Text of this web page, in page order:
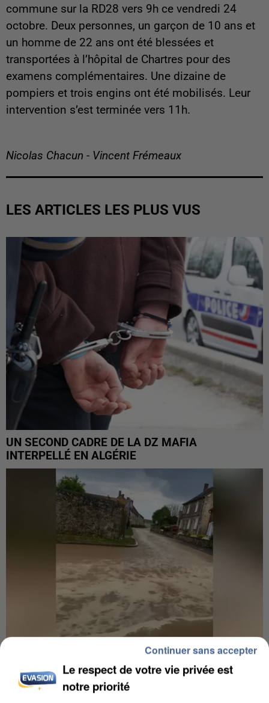
commune sur la RD28 vers 9h ce vendredi 24
octobre. Deux personnes, un garçon de 10 ans et
un homme de 22 ans ont été blessées et
transportées à l’hôpital de Chartres pour des
examens complémentaires. Une dizaine de
pompiers et trois engins ont été mobilisés. Leur
intervention s’est terminée vers 11h.
Nicolas Chacun - Vincent Frémeaux
LES ARTICLES LES PLUS VUS
UN SECOND CADRE DE LA DZ MAFIA
INTERPELLÉ EN ALGÉRIE
UNE TOURISTE DE L’OISE EMPORTÉE PAR UNE
COULÉE DE BOUE EN HAUTE-SAVOIE
Le respect de votre vie privée est
notre priorité
Continuer sans accepter